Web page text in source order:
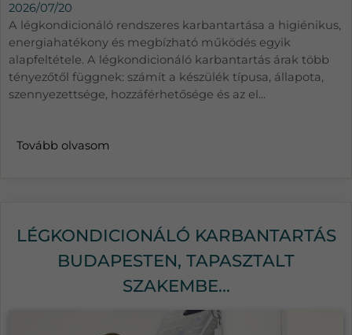
2026/07/20
A légkondicionáló rendszeres karbantartása a higiénikus,
energiahatékony és megbízható működés egyik
alapfeltétele. A légkondicionáló karbantartás árak több
tényezőtől függnek: számít a készülék típusa, állapota,
szennyezettsége, hozzáférhetősége és az el...
Tovább olvasom
LÉGKONDICIONÁLÓ KARBANTARTÁS
BUDAPESTEN, TAPASZTALT
SZAKEMBE...